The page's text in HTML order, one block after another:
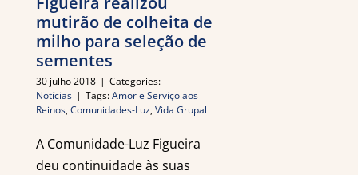
mutirão de colheita de
milho para seleção de
sementes
30 julho 2018 | Categories:
Notícias | Tags:Amor e Serviço aos
Reinos,Comunidades-Luz,Vida Grupal
A Comunidade-Luz Figueira
deu continuidade às suas